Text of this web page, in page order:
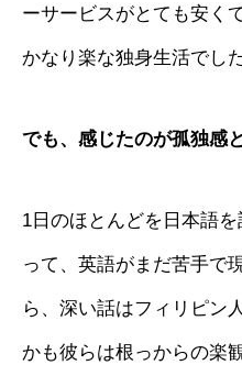
ーサービスがとても安く
かなり楽な独身生活でした
でも、感じたのが孤独感
1日のほとんどを日本語
って、英語がまだ苦手で
ら、深い話はフィリピン
かも彼らは根っからの楽